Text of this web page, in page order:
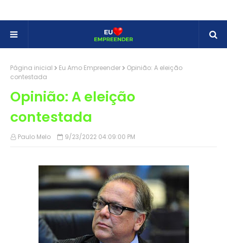
Página inicial Eu Amo Empreender
Opinião: A eleição
contestada
Opinião: A eleição
contestada
Paulo Melo 9/23/2022 04:09:00 PM